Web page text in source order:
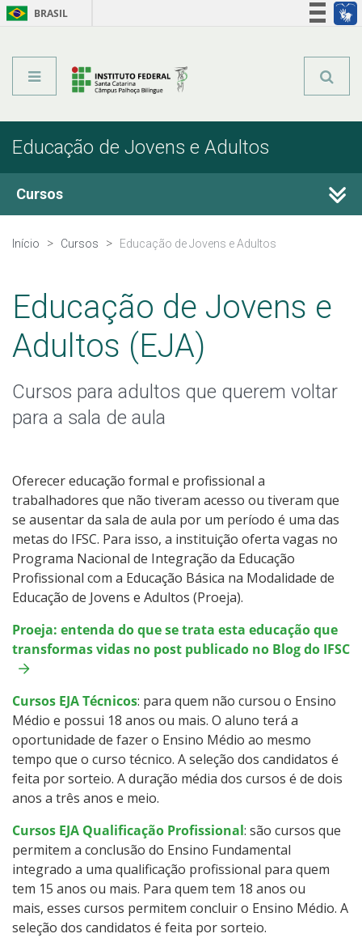
BRASIL
Educação de Jovens e Adultos
Cursos
Técnicos Integrados
Educação de Jovens e Adultos
Especialização
Processo de Inscrição
Resultados
Como posso estudar no IFSC?
Calendário de inscrições
Processos Seletivos
Cotas
Inscrições e acompanhamento
Orientações para Matrícula
Transferências e Retornos
Início Cursos Educação de Jovens e Adultos
Educação de Jovens e
Adultos (EJA)
Cursos para adultos que querem voltar
para a sala de aula
Oferecer educação formal e profissional a
trabalhadores que não tiveram acesso ou tiveram que
se ausentar da sala de aula por um período é uma das
metas do IFSC. Para isso, a instituição oferta vagas no
Programa Nacional de Integração da Educação
Profissional com a Educação Básica na Modalidade de
Educação de Jovens e Adultos (Proeja).
Proeja: entenda do que se trata esta educação que
transformas vidas no post publicado no Blog do IFSC
Cursos EJA Técnicos: para quem não cursou o Ensino
Médio e possui 18 anos ou mais. O aluno terá a
oportunidade de fazer o Ensino Médio ao mesmo
tempo que o curso técnico. A seleção dos candidatos é
feita por sorteio. A duração média dos cursos é de dois
anos a três anos e meio.
Cursos EJA Qualificação Profissional: são cursos que
permitem a conclusão do Ensino Fundamental
integrado a uma qualificação profissional para quem
tem 15 anos ou mais. Para quem tem 18 anos ou
mais, esses cursos permitem concluir o Ensino Médio. A
seleção dos candidatos é feita por sorteio.